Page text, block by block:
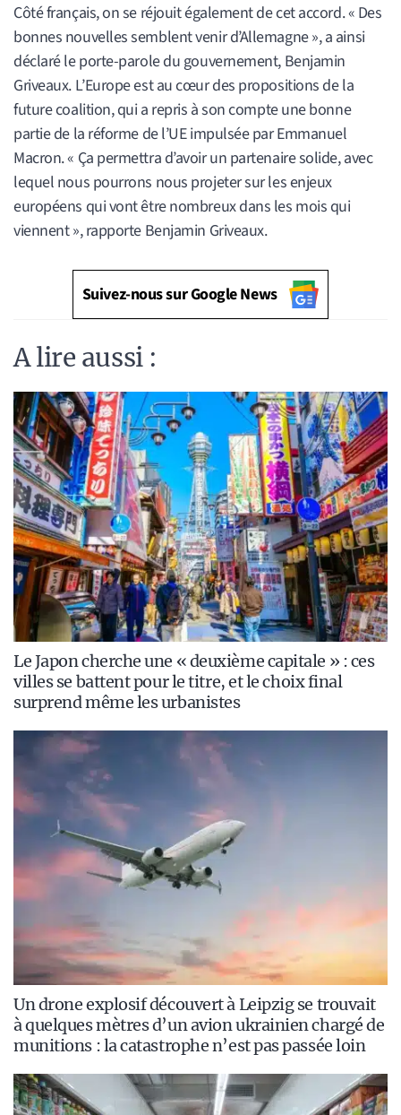
Côté français, on se réjouit également de cet accord. « Des
bonnes nouvelles semblent venir d’Allemagne », a ainsi
déclaré le porte-parole du gouvernement, Benjamin
Griveaux. L’Europe est au cœur des propositions de la
future coalition, qui a repris à son compte une bonne
partie de la réforme de l’UE impulsée par Emmanuel
Macron. « Ça permettra d’avoir un partenaire solide, avec
lequel nous pourrons nous projeter sur les enjeux
européens qui vont être nombreux dans les mois qui
viennent », rapporte Benjamin Griveaux.
Suivez-nous sur Google News
A lire aussi :
Le Japon cherche une « deuxième capitale » : ces
villes se battent pour le titre, et le choix final
surprend même les urbanistes
Un drone explosif découvert à Leipzig se trouvait
à quelques mètres d’un avion ukrainien chargé de
munitions : la catastrophe n’est pas passée loin